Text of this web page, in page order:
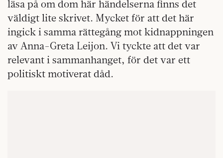
läsa på om dom här händelserna finns det
väldigt lite skrivet. Mycket för att det här
ingick i samma rättegång mot kidnappningen
av Anna-Greta Leijon. Vi tyckte att det var
relevant i sammanhanget, för det var ett
politiskt motiverat dåd.